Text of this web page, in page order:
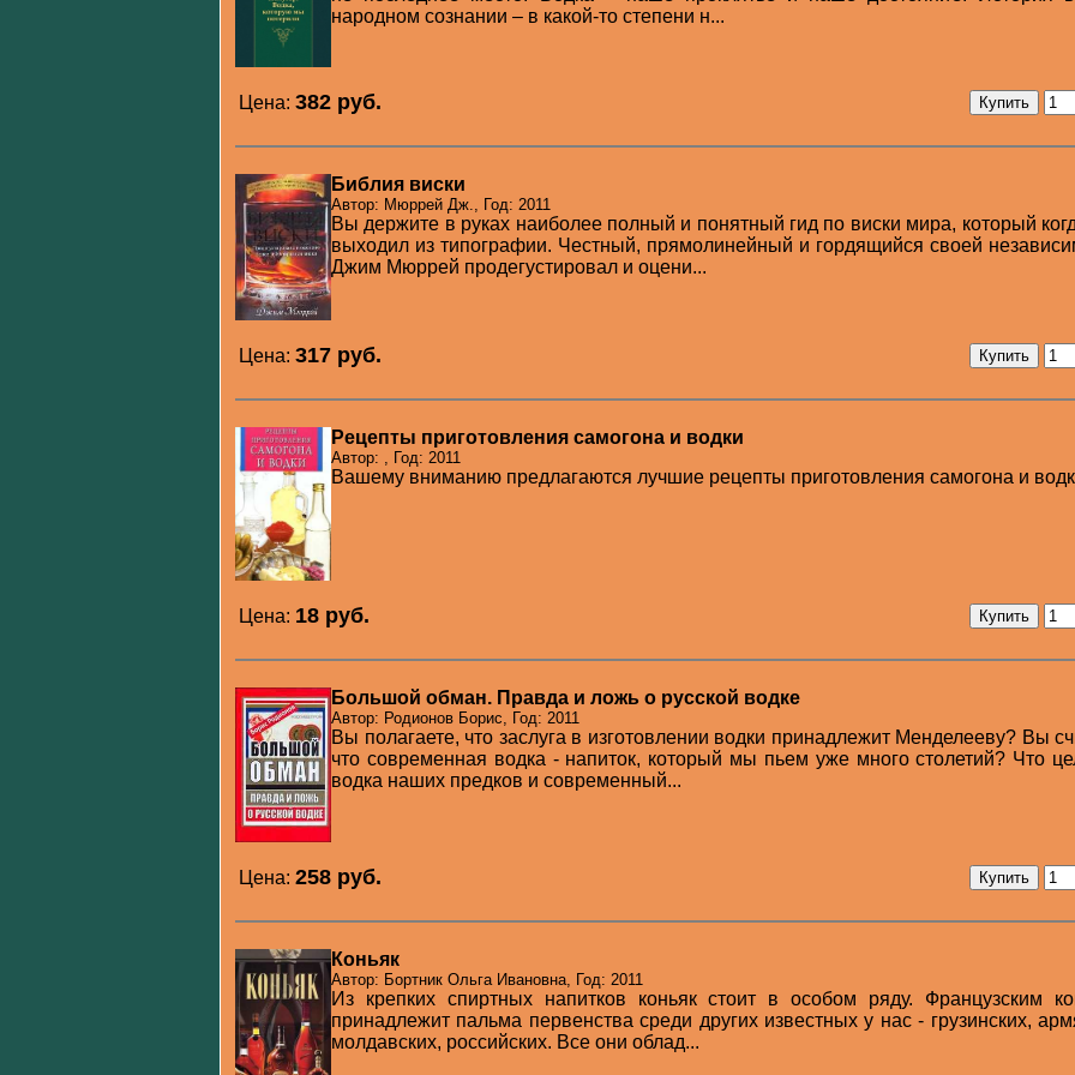
народном сознании – в какой-то степени н...
Цена: 382 pуб.
Библия виски
Автор: Мюррей Дж., Год: 2011
Вы держите в руках наиболее полный и понятный гид по виски мира, который
выходил из типографии. Честный, прямолинейный и гордящийся своей
Джим Мюррей продегустировал и оцени...
Цена: 317 pуб.
Рецепты приготовления самогона и водки
Автор: , Год: 2011
Вашему вниманию предлагаются лучшие рецепты приготовления самогона и
Цена: 18 pуб.
Большой обман. Правда и ложь о русской водке
Автор: Родионов Борис, Год: 2011
Вы полагаете, что заслуга в изготовлении водки принадлежит Менделееву? Вы
что современная водка - напиток, который мы пьем уже много столетий? Что
водка наших предков и современный...
Цена: 258 pуб.
Коньяк
Автор: Бортник Ольга Ивановна, Год: 2011
Из крепких спиртных напитков коньяк стоит в особом ряду. Французским
принадлежит пальма первенства среди других известных у нас - грузинских,
молдавских, российских. Все они облад...